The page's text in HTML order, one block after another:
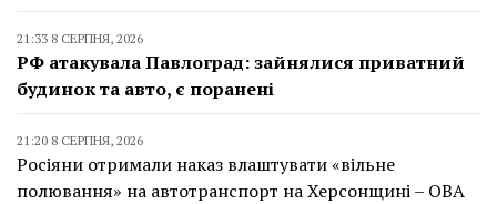
21:33 8 СЕРПНЯ, 2026
РФ атакувала Павлоград: зайнялися приватний
будинок та авто, є поранені
21:20 8 СЕРПНЯ, 2026
Росіяни отримали наказ влаштувати «вільне
полювання» на автотранспорт на Херсонщині – ОВА